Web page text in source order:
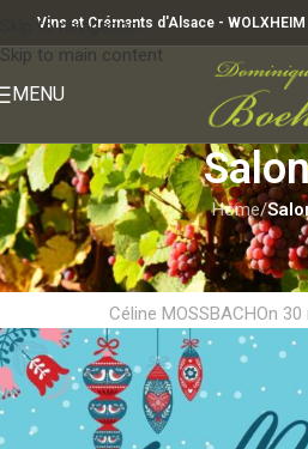
Skip to navigation
Skip to main content
Vins et Crémants d'Alsace - WOLXHEIM
MENU
Home/
SALONS
MARCHE de
Céline MOSSBACHOn 30